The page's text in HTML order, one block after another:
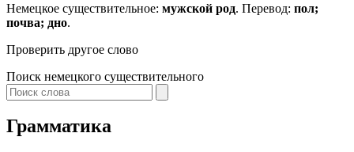
Немецкое существительное: мужской род. Перевод: пол;
почва; дно.
Проверить другое слово
Поиск немецкого существительного
Грамматика